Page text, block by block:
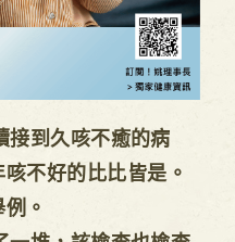
到久咳不癒的病
不好的比比皆是。
。